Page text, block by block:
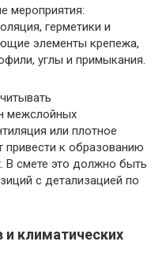
мероприятия:
герметики и
элементы крепежа,
углы и примыкания.
межслойных
или плотное
привести к образованию
В смете это должно быть
с детализацией по
климатических